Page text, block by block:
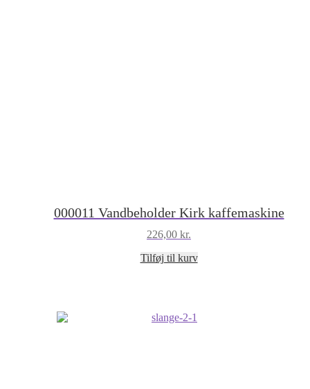
000011 Vandbeholder Kirk kaffemaskine
226,00 kr.
Tilføj til kurv